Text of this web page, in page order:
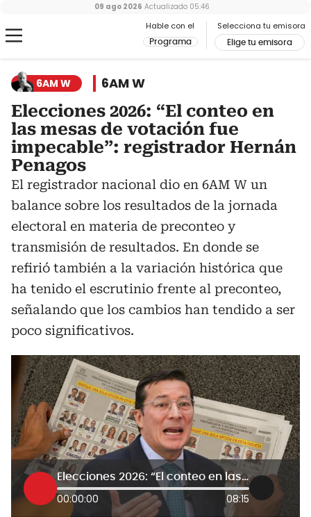
Hable con el
Programa
Selecciona tu emisora
Elige tu emisora
09 ago 2026 Actualizado 05:46
6AM W 6AM W
Elecciones 2026: “El conteo en
las mesas de votación fue
impecable”: registrador Hernán
Penagos
El registrador nacional dio en 6AM W un
balance sobre los resultados de la jornada
electoral en materia de preconteo y
transmisión de resultados. En donde se
refirió también a la variación histórica que
ha tenido el escrutinio frente al preconteo,
señalando que los cambios han tendido a ser
poco significativos.
Elecciones 2026: “El conteo en las mesas de votación fue impecable”: registrador Hernán Penagos
00:00:00 08:15